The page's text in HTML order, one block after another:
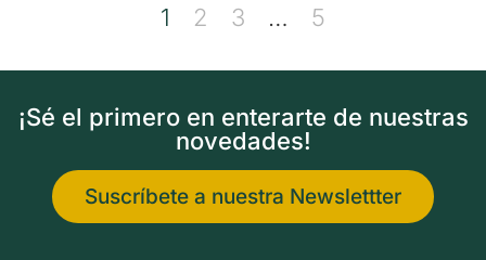
1 2 3 … 5
¡Sé el primero en enterarte de nuestras
novedades!
Suscríbete a nuestra Newslettter